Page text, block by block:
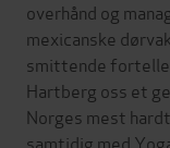
overhånd og
mexicanske
smittende
Hartberg oss et
Norges mest
samtidig med